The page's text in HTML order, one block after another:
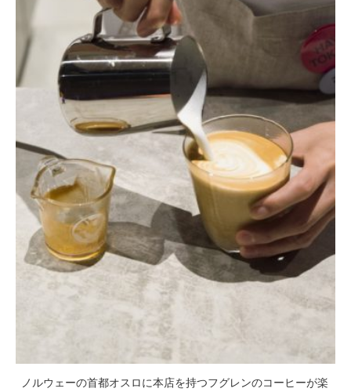
ノルウェーの首都オスロに本店を持つフグレンのコーヒーが楽